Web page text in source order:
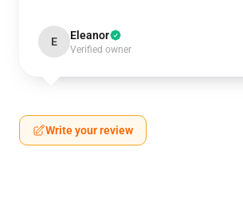
E Eleanor
Verified owner
Write your review